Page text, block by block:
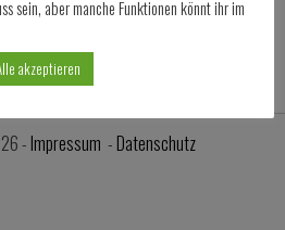
-Impressum -Datenschutz
sein, aber manche Funktionen könnt ihr im
akzeptieren